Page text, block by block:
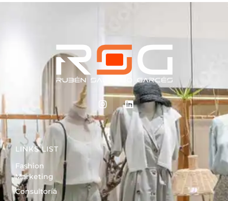
LINKS LIST
Fashion
Marketing
Consultoría